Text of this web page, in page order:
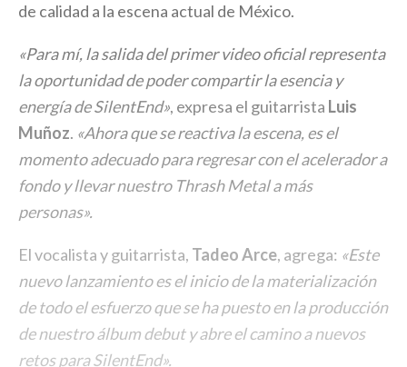
de calidad a la escena actual de México.
«Para mí, la salida del primer video oficial representa
la oportunidad de poder compartir la esencia y
energía de SilentEnd», expresa el guitarrista Luis
Muñoz. «Ahora que se reactiva la escena, es el
momento adecuado para regresar con el acelerador a
fondo y llevar nuestro Thrash Metal a más
personas».
El vocalista y guitarrista, Tadeo Arce, agrega: «Este
nuevo lanzamiento es el inicio de la materialización
de todo el esfuerzo que se ha puesto en la producción
de nuestro álbum debut y abre el camino a nuevos
retos para SilentEnd».